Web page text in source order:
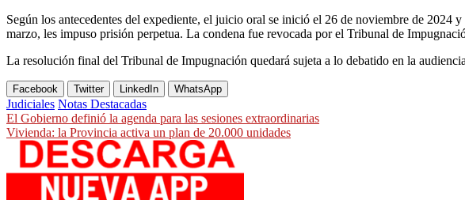
Según los antecedentes del expediente, el juicio oral se inició el 26 de noviembre de 2024
marzo, les impuso prisión perpetua. La condena fue revocada por el Tribunal de
La resolución final del Tribunal de Impugnación quedará sujeta a lo debatido en la
Facebook Twitter LinkedIn WhatsApp
Judiciales Notas Destacadas
Navegación
de
entradas
El Gobierno definió la agenda para las sesiones extraordinarias
Vivienda: la Provincia activa un plan de 20.000 unidades